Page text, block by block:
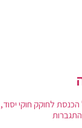
לחוקק חוקי יסוד,